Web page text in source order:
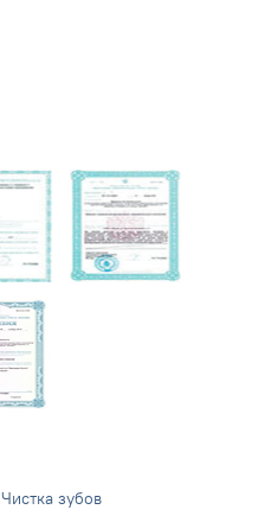
Чистка зубов